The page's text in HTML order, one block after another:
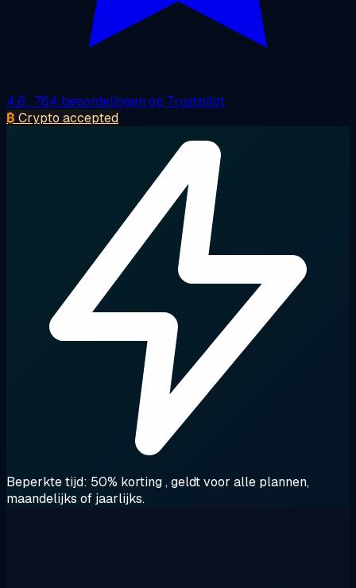
4.6 · 764 beoordelingen op Trustpilot
₿ Crypto accepted
Beperkte tijd: 50% korting, geldt voor alle plannen,
maandelijks of jaarlijks.